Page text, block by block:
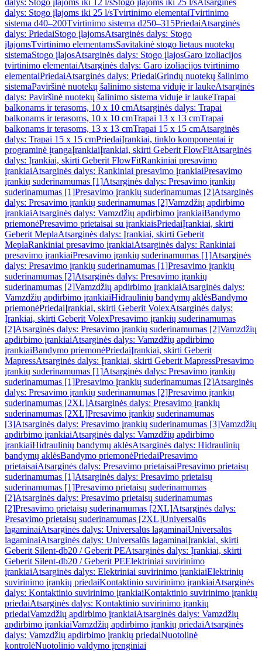
dalys: Stogo įlajoms iki 12 l/sStogo įlajoms iki 25 l/sAtsarginės
dalys: Stogo įlajoms iki 25 l/sTvirtinimo elementaiTvirtinimo
sistema d40–200Tvirtinimo sistema d250–315PriedaiAtsarginės
dalys: PriedaiStogo įlajomsAtsarginės dalys: Stogo
įlajomsTvirtinimo elementamsSavitakinė stogo lietaus nuotekų
sistemaStogo įlajosAtsarginės dalys: Stogo įlajosGaro izoliacijos
tvirtinimo elementaiAtsarginės dalys: Garo izoliacijos tvirtinimo
elementaiPriedaiAtsarginės dalys: PriedaiGrindų nuotekų šalinimo
sistemaPaviršinė nuotekų šalinimo sistema viduje ir laukeAtsarginės
dalys: Paviršinė nuotekų šalinimo sistema viduje ir laukeTrapai
balkonams ir terasoms, 10 x 10 cmAtsarginės dalys: Trapai
balkonams ir terasoms, 10 x 10 cmTrapai 13 x 13 cmTrapai
balkonams ir terasoms, 13 x 13 cmTrapai 15 x 15 cmAtsarginės
dalys: Trapai 15 x 15 cmPriedaiĮrankiai, tinklo komponentai ir
programinė įrangaĮrankiaiĮrankiai, skirti Geberit FlowFitAtsarginės
dalys: Įrankiai, skirti Geberit FlowFitRankiniai presavimo
įrankiaiAtsarginės dalys: Rankiniai presavimo įrankiaiPresavimo
įrankių suderinamumas [1]Atsarginės dalys: Presavimo įrankių
suderinamumas [1]Presavimo įrankių suderinamumas [2]Atsarginės
dalys: Presavimo įrankių suderinamumas [2]Vamzdžių apdirbimo
įrankiaiAtsarginės dalys: Vamzdžių apdirbimo įrankiaiBandymo
priemonėPresavimo prietaisai su įrankiaisPriedaiĮrankiai, skirti
Geberit MeplaAtsarginės dalys: Įrankiai, skirti Geberit
MeplaRankiniai presavimo įrankiaiAtsarginės dalys: Rankiniai
presavimo įrankiaiPresavimo įrankių suderinamumas [1]Atsarginės
dalys: Presavimo įrankių suderinamumas [1]Presavimo įrankių
suderinamumas [2]Atsarginės dalys: Presavimo įrankių
suderinamumas [2]Vamzdžių apdirbimo įrankiaiAtsarginės dalys:
Vamzdžių apdirbimo įrankiaiHidraulinių bandymų aklėsBandymo
priemonėPriedaiĮrankiai, skirti Geberit VolexAtsarginės dalys:
Įrankiai, skirti Geberit VolexPresavimo įrankių suderinamumas
[2]Atsarginės dalys: Presavimo įrankių suderinamumas [2]Vamzdžių
apdirbimo įrankiaiAtsarginės dalys: Vamzdžių apdirbimo
įrankiaiBandymo priemonėPriedaiĮrankiai, skirti Geberit
MapressAtsarginės dalys: Įrankiai, skirti Geberit MapressPresavimo
įrankių suderinamumas [1]Atsarginės dalys: Presavimo įrankių
suderinamumas [1]Presavimo įrankių suderinamumas [2]Atsarginės
dalys: Presavimo įrankių suderinamumas [2]Presavimo įrankių
suderinamumas [2XL]Atsarginės dalys: Presavimo įrankių
suderinamumas [2XL]Presavimo įrankių suderinamumas
[3]Atsarginės dalys: Presavimo įrankių suderinamumas [3]Vamzdžių
apdirbimo įrankiaiAtsarginės dalys: Vamzdžių apdirbimo
įrankiaiHidraulinių bandymų aklėsAtsarginės dalys: Hidraulinių
bandymų aklėsBandymo priemonėPriedaiPresavimo
prietaisaiAtsarginės dalys: Presavimo prietaisaiPresavimo prietaisų
suderinamumas [1]Atsarginės dalys: Presavimo prietaisų
suderinamumas [1]Presavimo prietaisų suderinamumas
[2]Atsarginės dalys: Presavimo prietaisų suderinamumas
[2]Presavimo prietaisų suderinamumas [2XL]Atsarginės dalys:
Presavimo prietaisų suderinamumas [2XL]Universalūs
lagaminaiAtsarginės dalys: Universalūs lagaminaiUniversalūs
lagaminaiAtsarginės dalys: Universalūs lagaminaiĮrankiai, skirti
Geberit Silent-db20 / Geberit PEAtsarginės dalys: Įrankiai, skirti
Geberit Silent-db20 / Geberit PEElektriniai suvirinimo
įrankiaiAtsarginės dalys: Elektriniai suvirinimo įrankiaiElektrinių
suvirinimo įrankių priedaiKontaktinio suvirinimo įrankiaiAtsarginės
dalys: Kontaktinio suvirinimo įrankiaiKontaktinio suvirinimo įrankių
priedaiAtsarginės dalys: Kontaktinio suvirinimo įrankių
priedaiVamzdžių apdirbimo įrankiaiAtsarginės dalys: Vamzdžių
apdirbimo įrankiaiVamzdžių apdirbimo įrankių priedaiAtsarginės
dalys: Vamzdžių apdirbimo įrankių priedaiNuotolinė
kontrolėNuotolinio valdymo įrenginiai